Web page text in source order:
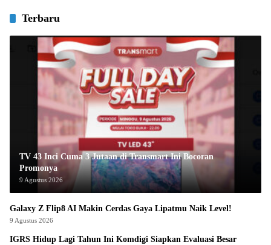
Terbaru
TV 43 Inci Cuma 3 Jutaan di Transmart Ini Bocoran
Promonya
9 Agustus 2026
Galaxy Z Flip8 AI Makin Cerdas Gaya Lipatmu Naik Level!
9 Agustus 2026
IGRS Hidup Lagi Tahun Ini Komdigi Siapkan Evaluasi Besar